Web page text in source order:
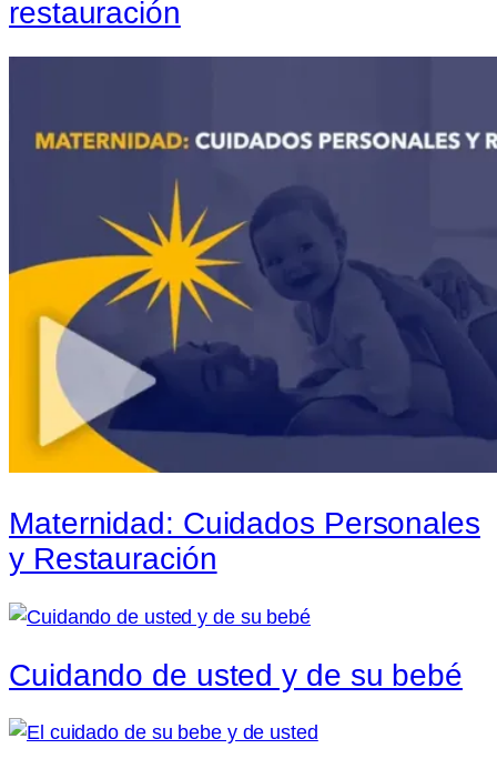
restauración
Maternidad: Cuidados Personales
y Restauración
Cuidando de usted y de su bebé